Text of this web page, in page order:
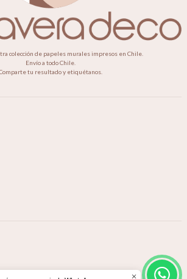
colección de papeles murales impresos en Chile.
Envío a todo Chile.
tu resultado y etiquétanos.